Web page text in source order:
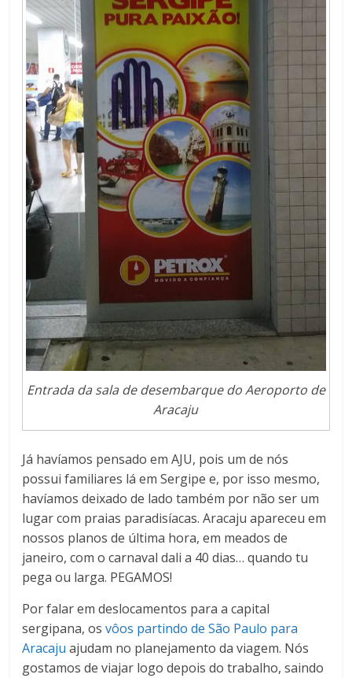
Entrada da sala de desembarque do Aeroporto de
Aracaju
Já havíamos pensado em AJU, pois um de nós
possui familiares lá em Sergipe e, por isso mesmo,
havíamos deixado de lado também por não ser um
lugar com praias paradisíacas​. Aracaju apareceu em
nossos planos de última hora, em meados de
janeiro, com o carnaval dali a 40 dias… quando tu
pega ou larga. PEGAMOS!
Por falar em deslocamentos para a capital
sergipana, osvôos partindo de São Paulo para
Aracaju ajudam no planejamento da viagem. Nós
gostamos de viajar logo depois do trabalho, saindo